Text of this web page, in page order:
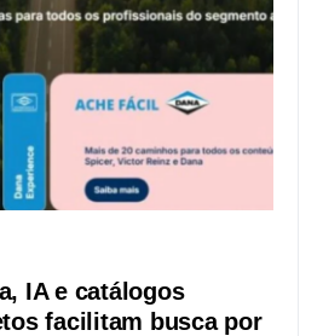
IA e catálogos
facilitam busca por